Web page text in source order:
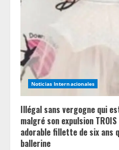
d
i
n
g
Noticias Internacionales
Illégal sans vergogne qui
malgré son expulsion
adorable fillette de six ans
ballerine